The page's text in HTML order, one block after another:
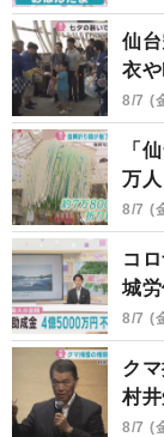
仙
衣
8/7 (
「
万人
8/7 (
コ
城
8/7 (
ク
村
8/7 (